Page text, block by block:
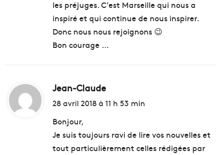
les préjuges. C’est Marseille qui nous a
inspiré et qui continue de nous inspirer.
Donc nous nous rejoignons 😉
Bon courage …
Jean-Claude
i
28 avril 2018 à 11 h 53 min
Bonjour,
Je suis toujours ravi de lire vos nouvelles et
tout particulièrement celles rédigées par